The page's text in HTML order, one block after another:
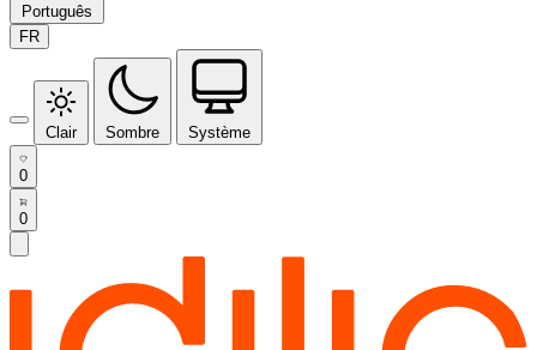
Português
FR
Clair Sombre Système
0
0